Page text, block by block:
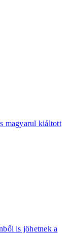
magyarul kiáltott
is jöhetnek a